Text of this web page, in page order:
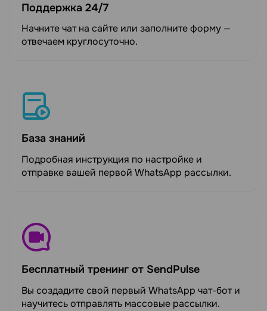
Поддержка 24/7
Начните чат на сайте или заполните форму —
отвечаем круглосуточно.
База знаний
Подробная инструкция по настройке и
отправке вашей первой WhatsApp рассылки.
Бесплатный тренинг от SendPulse
Вы создадите свой первый WhatsApp чат-бот и
научитесь отправлять массовые рассылки.